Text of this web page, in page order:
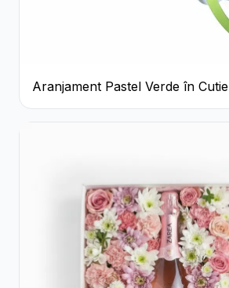
Aranjament Pastel Verde în Cutie
Galben Pal